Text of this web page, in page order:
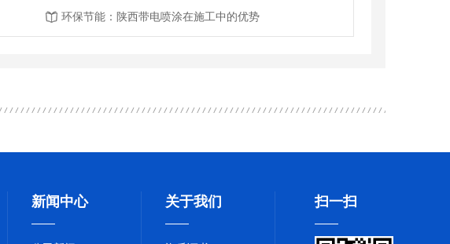
环保节能：陕西带电喷涂在施工中的优势
新闻中心 关于我们 扫一扫